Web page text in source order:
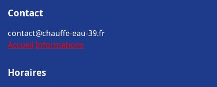
Contact
contact@chauffe-eau-39.fr
Accueil Informations
Horaires